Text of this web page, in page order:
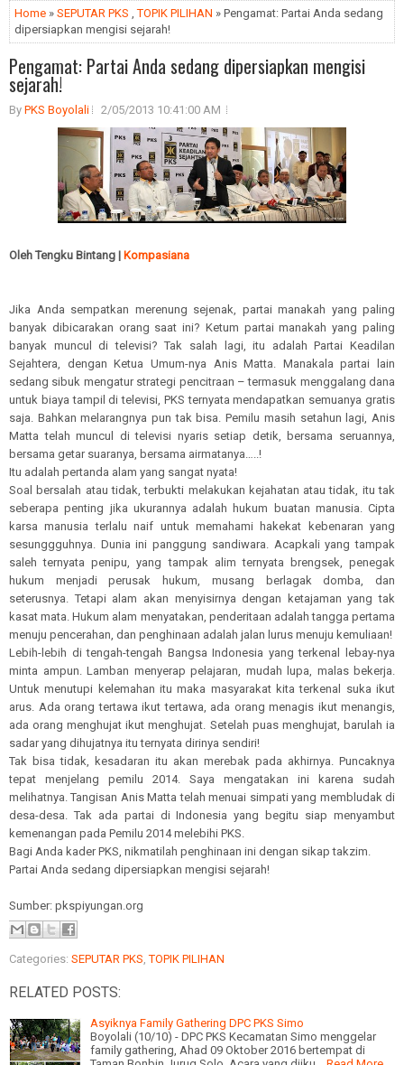
Home » SEPUTAR PKS ,TOPIK PILIHAN » Pengamat: Partai Anda sedang
dipersiapkan mengisi sejarah!
Pengamat: Partai Anda sedang dipersiapkan mengisi
sejarah!
By PKS Boyolali 2/05/2013 10:41:00 AM
Oleh Tengku Bintang | Kompasiana
Jika Anda sempatkan merenung sejenak, partai manakah yang paling
banyak dibicarakan orang saat ini? Ketum partai manakah yang paling
banyak muncul di televisi? Tak salah lagi, itu adalah Partai Keadilan
Sejahtera, dengan Ketua Umum-nya Anis Matta. Manakala partai lain
sedang sibuk mengatur strategi pencitraan – termasuk menggalang dana
untuk biaya tampil di televisi, PKS ternyata mendapatkan semuanya gratis
saja. Bahkan melarangnya pun tak bisa. Pemilu masih setahun lagi, Anis
Matta telah muncul di televisi nyaris setiap detik, bersama seruannya,
bersama getar suaranya, bersama airmatanya…..!
Itu adalah pertanda alam yang sangat nyata!
Soal bersalah atau tidak, terbukti melakukan kejahatan atau tidak, itu tak
seberapa penting jika ukurannya adalah hukum buatan manusia. Cipta
karsa manusia terlalu naif untuk memahami hakekat kebenaran yang
sesunggguhnya. Dunia ini panggung sandiwara. Acapkali yang tampak
saleh ternyata penipu, yang tampak alim ternyata brengsek, penegak
hukum menjadi perusak hukum, musang berlagak domba, dan
seterusnya. Tetapi alam akan menyisirnya dengan ketajaman yang tak
kasat mata. Hukum alam menyatakan, penderitaan adalah tangga pertama
menuju pencerahan, dan penghinaan adalah jalan lurus menuju kemuliaan!
Lebih-lebih di tengah-tengah Bangsa Indonesia yang terkenal lebay-nya
minta ampun. Lamban menyerap pelajaran, mudah lupa, malas bekerja.
Untuk menutupi kelemahan itu maka masyarakat kita terkenal suka ikut
arus. Ada orang tertawa ikut tertawa, ada orang menagis ikut menangis,
ada orang menghujat ikut menghujat. Setelah puas menghujat, barulah ia
sadar yang dihujatnya itu ternyata dirinya sendiri!
Tak bisa tidak, kesadaran itu akan merebak pada akhirnya. Puncaknya
tepat menjelang pemilu 2014. Saya mengatakan ini karena sudah
melihatnya. Tangisan Anis Matta telah menuai simpati yang membludak di
desa-desa. Tak ada partai di Indonesia yang begitu siap menyambut
kemenangan pada Pemilu 2014 melebihi PKS.
Bagi Anda kader PKS, nikmatilah penghinaan ini dengan sikap takzim.
Partai Anda sedang dipersiapkan mengisi sejarah!
Sumber: pkspiyungan.org
Categories: SEPUTAR PKS,TOPIK PILIHAN
RELATED POSTS:
Asyiknya Family Gathering DPC PKS Simo
Boyolali (10/10) - DPC PKS Kecamatan Simo menggelar
family gathering, Ahad 09 Oktober 2016 bertempat di